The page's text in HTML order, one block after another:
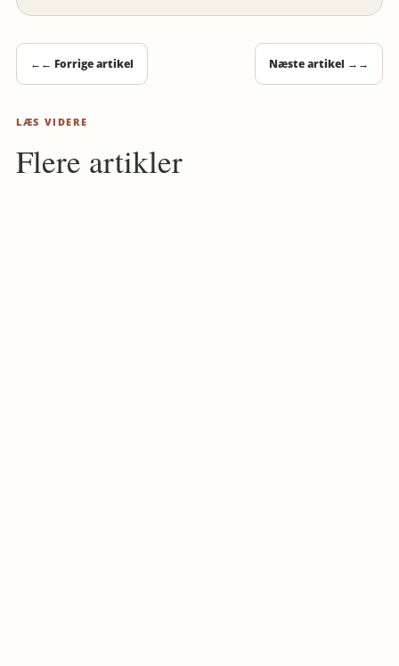
← ← Forrige artikel Næste artikel → →
LÆS VIDERE
Flere artikler